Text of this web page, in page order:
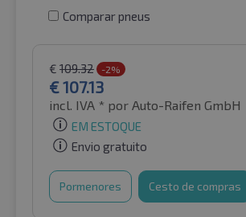
Comparar pneus
€ 109.32 -2%
€107.13
incl. IVA * por Auto-Raifen GmbH
EM ESTOQUE
Envio gratuito
Pormenores Cesto de compras